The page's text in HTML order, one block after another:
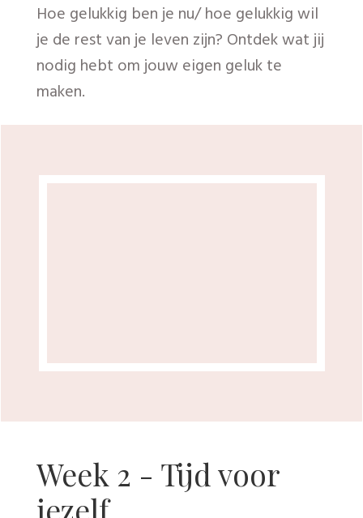
Hoe gelukkig ben je nu/ hoe gelukkig wil
je de rest van je leven zijn? Ontdek wat jij
nodig hebt om jouw eigen geluk te
maken.
jouw toekomst kan veranderen.